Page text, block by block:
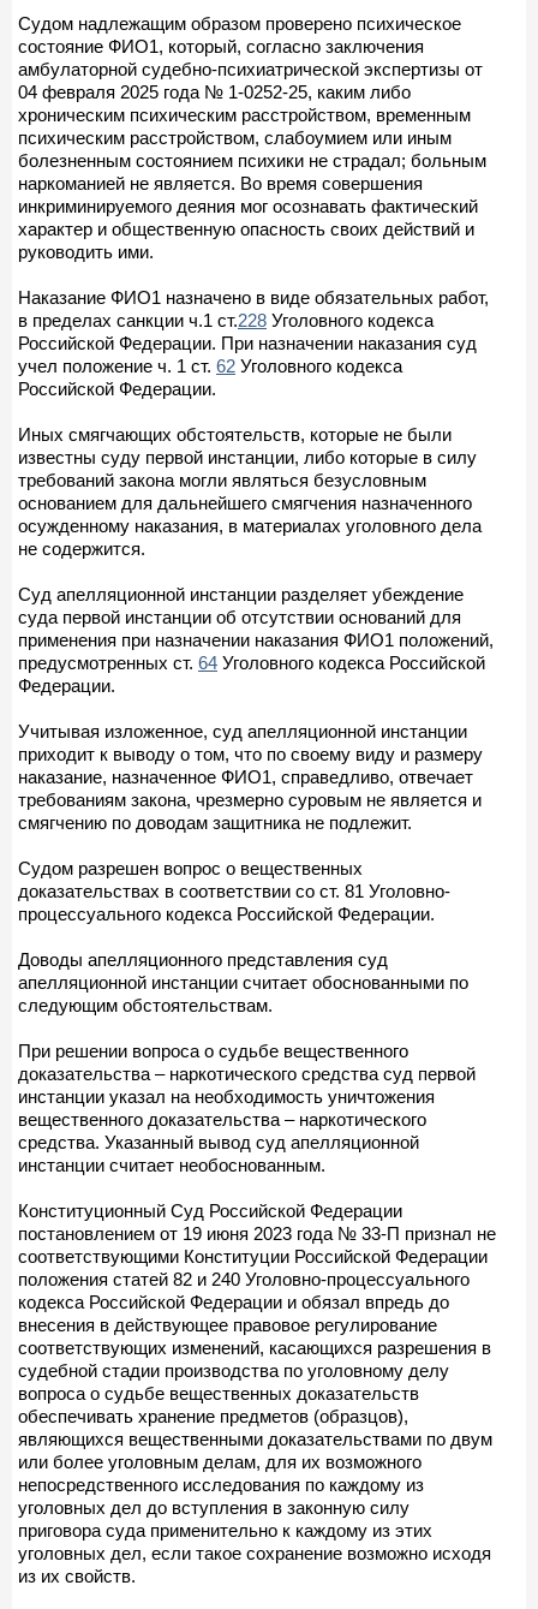
Судом надлежащим образом проверено психическое
состояние ФИО1, который, согласно заключения
амбулаторной судебно-психиатрической экспертизы от
04 февраля 2025 года № 1-0252-25, каким либо
хроническим психическим расстройством, временным
психическим расстройством, слабоумием или иным
болезненным состоянием психики не страдал; больным
наркоманией не является. Во время совершения
инкриминируемого деяния мог осознавать фактический
характер и общественную опасность своих действий и
руководить ими.
Наказание ФИО1 назначено в виде обязательных работ,
в пределах санкции ч.1 ст.228 Уголовного кодекса
Российской Федерации. При назначении наказания суд
учел положение ч. 1 ст. 62 Уголовного кодекса
Российской Федерации.
Иных смягчающих обстоятельств, которые не были
известны суду первой инстанции, либо которые в силу
требований закона могли являться безусловным
основанием для дальнейшего смягчения назначенного
осужденному наказания, в материалах уголовного дела
не содержится.
Суд апелляционной инстанции разделяет убеждение
суда первой инстанции об отсутствии оснований для
применения при назначении наказания ФИО1 положений,
предусмотренных ст. 64 Уголовного кодекса Российской
Федерации.
Учитывая изложенное, суд апелляционной инстанции
приходит к выводу о том, что по своему виду и размеру
наказание, назначенное ФИО1, справедливо, отвечает
требованиям закона, чрезмерно суровым не является и
смягчению по доводам защитника не подлежит.
Судом разрешен вопрос о вещественных
доказательствах в соответствии со ст. 81 Уголовно-
процессуального кодекса Российской Федерации.
Доводы апелляционного представления суд
апелляционной инстанции считает обоснованными по
следующим обстоятельствам.
При решении вопроса о судьбе вещественного
доказательства – наркотического средства суд первой
инстанции указал на необходимость уничтожения
вещественного доказательства – наркотического
средства. Указанный вывод суд апелляционной
инстанции считает необоснованным.
Конституционный Суд Российской Федерации
постановлением от 19 июня 2023 года № 33-П признал не
соответствующими Конституции Российской Федерации
положения статей 82 и 240 Уголовно-процессуального
кодекса Российской Федерации и обязал впредь до
внесения в действующее правовое регулирование
соответствующих изменений, касающихся разрешения в
судебной стадии производства по уголовному делу
вопроса о судьбе вещественных доказательств
обеспечивать хранение предметов (образцов),
являющихся вещественными доказательствами по двум
или более уголовным делам, для их возможного
непосредственного исследования по каждому из
уголовных дел до вступления в законную силу
приговора суда применительно к каждому из этих
уголовных дел, если такое сохранение возможно исходя
из их свойств.